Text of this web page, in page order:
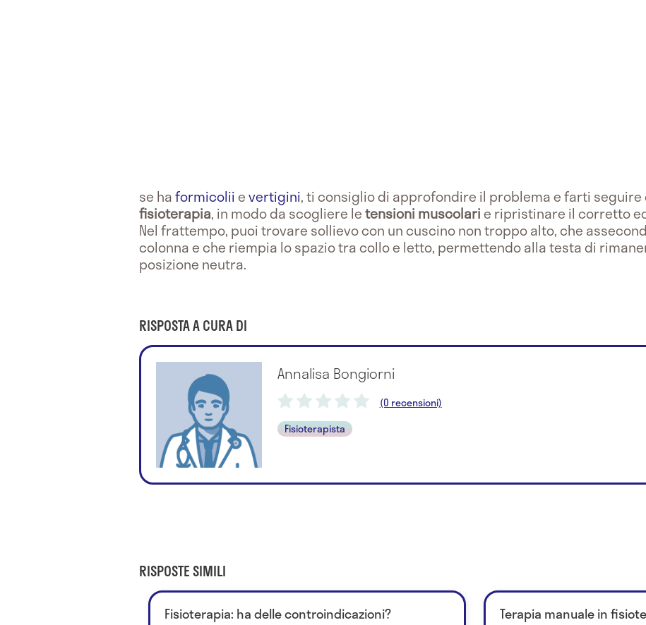
se haformicoliievertigini, ti consiglio di approfondire il problema e farti seguire
fisioterapia, in modo da scogliere letensioni muscolarie ripristinare il corretto
Nel frattempo, puoi trovare sollievo con un cuscino non troppo alto, che
colonna e che riempia lo spazio tra collo e letto, permettendo alla testa di
posizione neutra.
RISPOSTA A CURA DI
Annalisa Bongiorni
(0 recensioni)
Fisioterapista
RISPOSTE SIMILI
Fisioterapia: ha delle controindicazioni? Terapia manuale in